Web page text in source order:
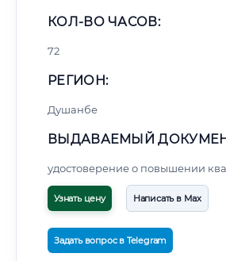
КОЛ-ВО ЧАСОВ:
72
РЕГИОН:
Душанбе
ВЫДАВАЕМЫЙ
удостоверение о повышении
Узнать цену Написать в Max
Задать вопрос в Telegram